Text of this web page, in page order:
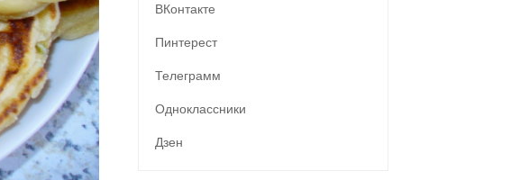
ВКонтакте
Пинтерест
Телеграмм
Одноклассники
Дзен